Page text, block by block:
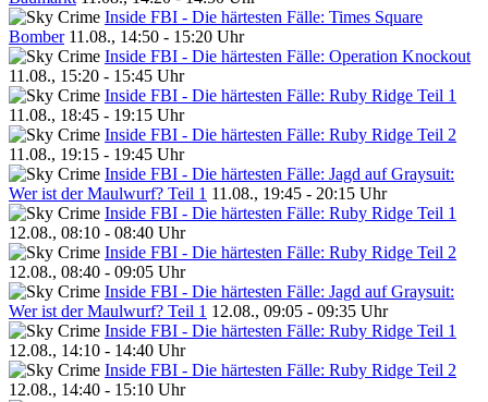
Inside FBI - Die härtesten Fälle: Times Square
Bomber 11.08., 14:50 - 15:20 Uhr
Inside FBI - Die härtesten Fälle: Operation Knockout
11.08., 15:20 - 15:45 Uhr
Inside FBI - Die härtesten Fälle: Ruby Ridge Teil 1
11.08., 18:45 - 19:15 Uhr
Inside FBI - Die härtesten Fälle: Ruby Ridge Teil 2
11.08., 19:15 - 19:45 Uhr
Inside FBI - Die härtesten Fälle: Jagd auf Graysuit:
Wer ist der Maulwurf? Teil 1 11.08., 19:45 - 20:15 Uhr
Inside FBI - Die härtesten Fälle: Ruby Ridge Teil 1
12.08., 08:10 - 08:40 Uhr
Inside FBI - Die härtesten Fälle: Ruby Ridge Teil 2
12.08., 08:40 - 09:05 Uhr
Inside FBI - Die härtesten Fälle: Jagd auf Graysuit:
Wer ist der Maulwurf? Teil 1 12.08., 09:05 - 09:35 Uhr
Inside FBI - Die härtesten Fälle: Ruby Ridge Teil 1
12.08., 14:10 - 14:40 Uhr
Inside FBI - Die härtesten Fälle: Ruby Ridge Teil 2
12.08., 14:40 - 15:10 Uhr